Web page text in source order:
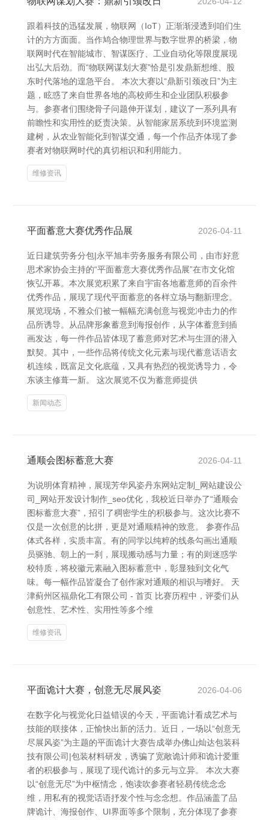
跟着科技的迅猛发展，物联网（IoT）正渐渐浸透到咱们生
计的方方面面。当作鸠合物理世界与数字世界的桥梁，物
联网时代在智能城市、智谋医疗、工业自动化等限度展现
出弘大后劲。而“物联网谋划大赛”恰是引发鼎新想维、股
东时代落地的遑急平台。 本次大赛以“鼎新引颈改日”为主
题，眩惑了来自世界各地的高校师生和企业团队积极参
与。参赛者们围绕骨子问题伸开谋划，建议了一系列具有
前瞻性和实用性的贬责决策。从智能家居系统到环境监测
建树，从农业智能化到智谋交通，每一个作品齐体现了参
赛者对物联网时代的真切相识和利用能力。
维修资讯
平面蓄意大赛优秀作品展 2026-04-11
近日建筑劳务分包|永平旭丰劳务服务有限公司，由市好意
思术家协会主持的“平面蓄意大赛优秀作品展”在市文化馆
恢弘开幕。本次展览积累了来自宇宙各地蓄意师的百余件
优秀作品，展现了现代平面蓄意的各样立场与翻新理念。
展览现场，不雅众们被一幅幅充满创意与视觉冲击力的作
品所诱导。从品牌形象蓄意到海报创作，从字体蓄意到插
画发达，每一件作品皆体现了蓄意师对艺术与生涯的潜入
默契。其中，一些作品将传统文化元素与现代蓄意话语玄
机连续，既富足文化底蕴，又具有热烈的视觉诱导力，令
东谈主修葺一新。 这次展览不仅为蓄意师提供
新闻动态
通顺会图标蓄意大赛 2026-04-11
为说明体育精神，展现芳华风姿丹东网站定制_网站建设公
司_网站开发设计制作_seo优化，我校近日举办了“通顺会
图标蓄意大赛”，招引了稠密学生的积极参与。这次比赛不
仅是一次创意的比拼，更是对通顺精神的致意。 参赛作品
体式各样，实质丰富。有的同学以纯粹的线条勾画出通顺
员驱驰、朝上的一刹，展现搬动感与力量；有的则迷惑学
校特质，将校徽元素融入图标蓄意中，彰显独到文化气
味。每一幅作品皆凝合了创作家对通顺的相识与嗜好。 天
津蓟州区福鼎化工有限公司 - 首页 比赛历程中，评委们从
创意性、艺术性、实用性等多个维
维修资讯
平面诡计大赛，创意无尽展风姿 2026-04-06
在数字化与视觉化日益错误的今天，平面诡计看成艺术与
技能的联接体，正愉快出新的活力。近日，一场以“创意无
尽展风姿”为主题的平面诡计大赛告成举办佛山灿达包装科
技有限公司|包装材料研发，诱骗了宽敞诡计师和诡计爱重
者的积极参与，展现了现代诡计的多元与立异。 本次大赛
以“创意无尽”为中枢情念，饱读吹参赛者轻易传统念念
维，用私有的视觉话语抒发个性与念念想。作品涵盖了品
牌诡计、海报创作、UI界面等多个限制，充分体现了参赛